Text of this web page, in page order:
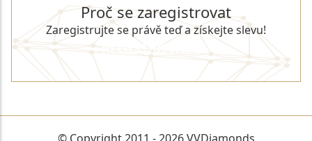
Proč se zaregistrovat
Zaregistrujte se právě teď a získejte slevu!
REGISTROVAT SE